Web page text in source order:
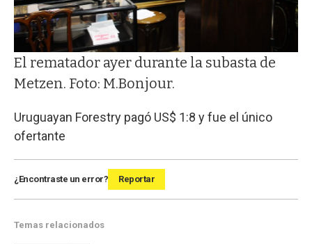
El rematador ayer durante la subasta de
Metzen. Foto: M.Bonjour.
Uruguayan Forestry pagó US$ 1:8 y fue el único
ofertante
¿Encontraste un error? Reportar
Temas relacionados